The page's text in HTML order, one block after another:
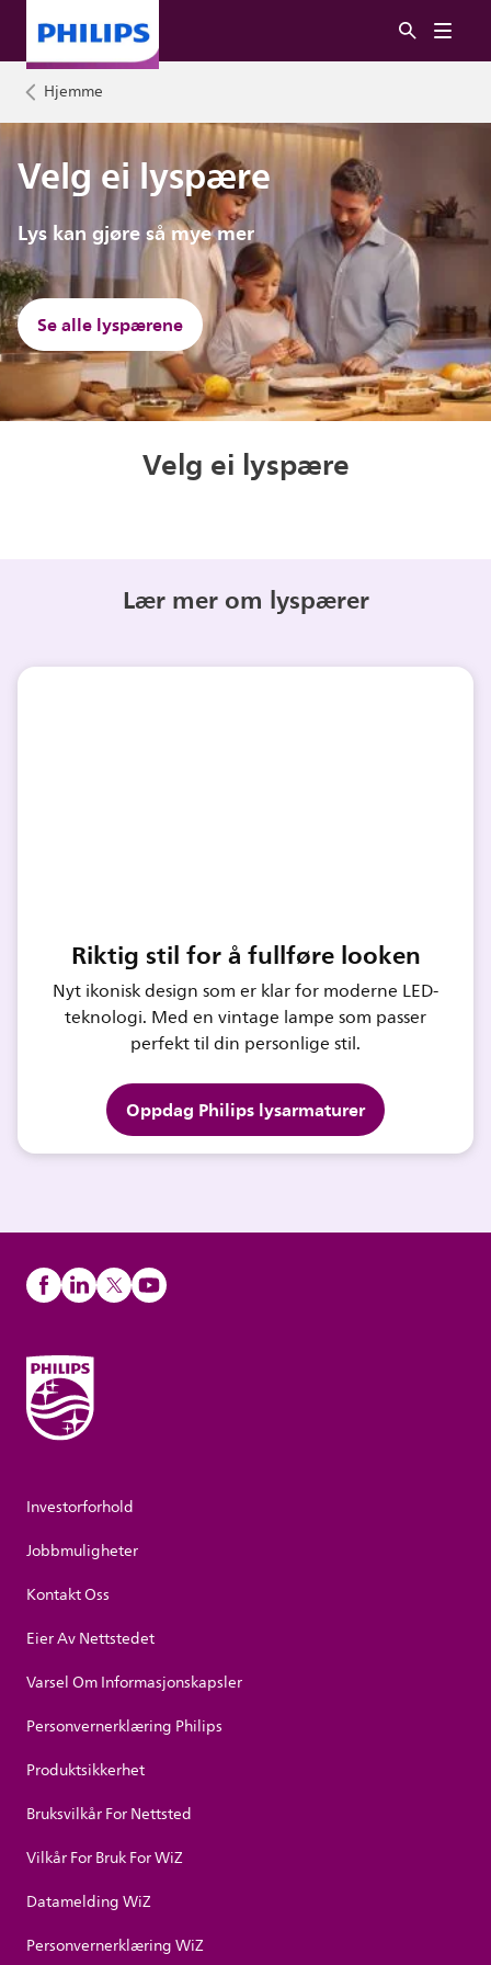
Hjemme
Velg ei lyspære
Lys kan gjøre så mye mer
Se alle lyspærene
Velg ei lyspære
Lær mer om lyspærer
Riktig stil for å fullføre looken
Nyt ikonisk design som er klar for moderne LED-
teknologi. Med en vintage lampe som passer
perfekt til din personlige stil.
Oppdag Philips lysarmaturer
Investorforhold
Jobbmuligheter
Kontakt Oss
Eier Av Nettstedet
Varsel Om Informasjonskapsler
Personvernerklæring Philips
Produktsikkerhet
Bruksvilkår For Nettsted
Vilkår For Bruk For WiZ
Datamelding WiZ
Personvernerklæring WiZ